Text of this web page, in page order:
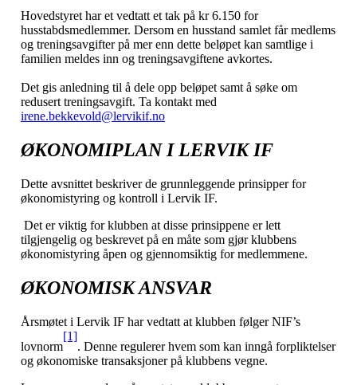
Hovedstyret har et vedtatt et tak på kr 6.150 for
husstabdsmedlemmer. Dersom en husstand samlet får medlems
og treningsavgifter på mer enn dette beløpet kan samtlige i
familien meldes inn og treningsavgiftene avkortes.
Det gis anledning til å dele opp beløpet samt å søke om
redusert treningsavgift. Ta kontakt med
irene.bekkevold@lervikif.no
ØKONOMIPLAN I LERVIK IF
Dette avsnittet beskriver de grunnleggende prinsipper for
økonomistyring og kontroll i Lervik IF.
Det er viktig for klubben at disse prinsippene er lett
tilgjengelig og beskrevet på en måte som gjør klubbens
økonomistyring åpen og gjennomsiktig for medlemmene.
ØKONOMISK ANSVAR
Årsmøtet i Lervik IF har vedtatt at klubben følger NIF’s
lovnorm
[1]
. Denne regulerer hvem som kan inngå forpliktelser
og økonomiske transaksjoner på klubbens vegne.